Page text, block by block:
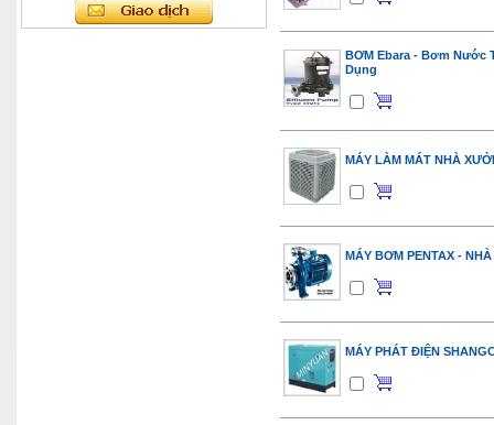
BƠM Ebara - Bơm Nước
Dụng
MÁY LÀM MÁT NHÀ
MÁY BƠM PENTAX -
MÁY PHÁT ĐIỆN